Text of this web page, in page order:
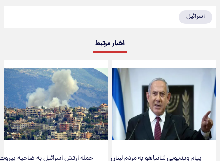
اسرائیل
اخبار مرتبط
پیام ویدیویی نتانیاهو به مردم لبنان حمله ارتش اسرائیل به ضاحیه بیروت